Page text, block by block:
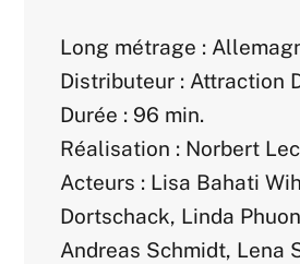
Long métrage :
Distributeur : Attraction
Durée : 96 min.
Réalisation : Norbert
Acteurs : Lisa Bahati
Dortschack, Linda
Andreas Schmidt, Lena